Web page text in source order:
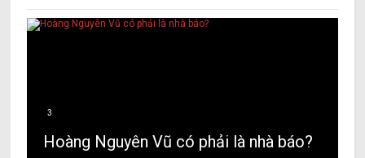
3
Hoàng Nguyên Vũ có phải là nhà báo?